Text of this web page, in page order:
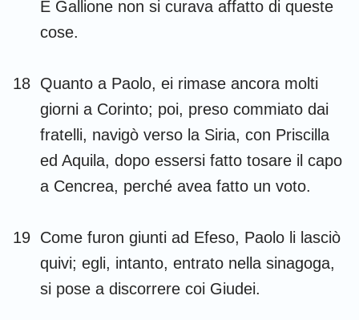
E Gallione non si curava affatto di queste
cose.
18 Quanto a Paolo, ei rimase ancora molti
giorni a Corinto; poi, preso commiato dai
fratelli, navigò verso la Siria, con Priscilla
ed Aquila, dopo essersi fatto tosare il capo
a Cencrea, perché avea fatto un voto.
19 Come furon giunti ad Efeso, Paolo li lasciò
quivi; egli, intanto, entrato nella sinagoga,
si pose a discorrere coi Giudei.